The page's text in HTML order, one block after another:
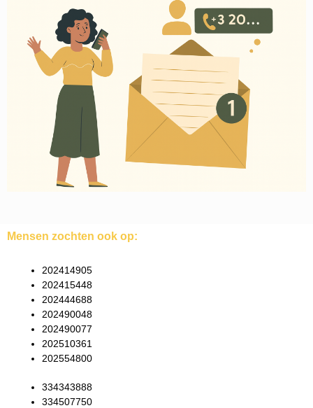
Mensen zochten ook op:
202414905
202415448
202444688
202490048
202490077
202510361
202554800
334343888
334507750